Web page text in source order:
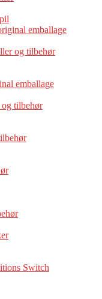
emballage
og tilbehør
emballage
tilbehør
Switch